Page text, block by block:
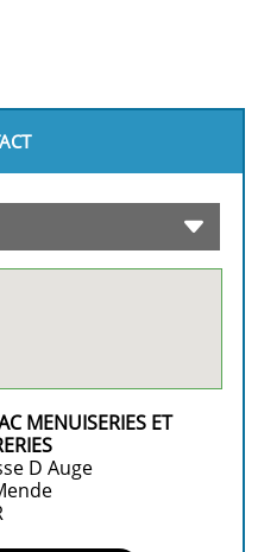
MENUISERIES ET
D Auge